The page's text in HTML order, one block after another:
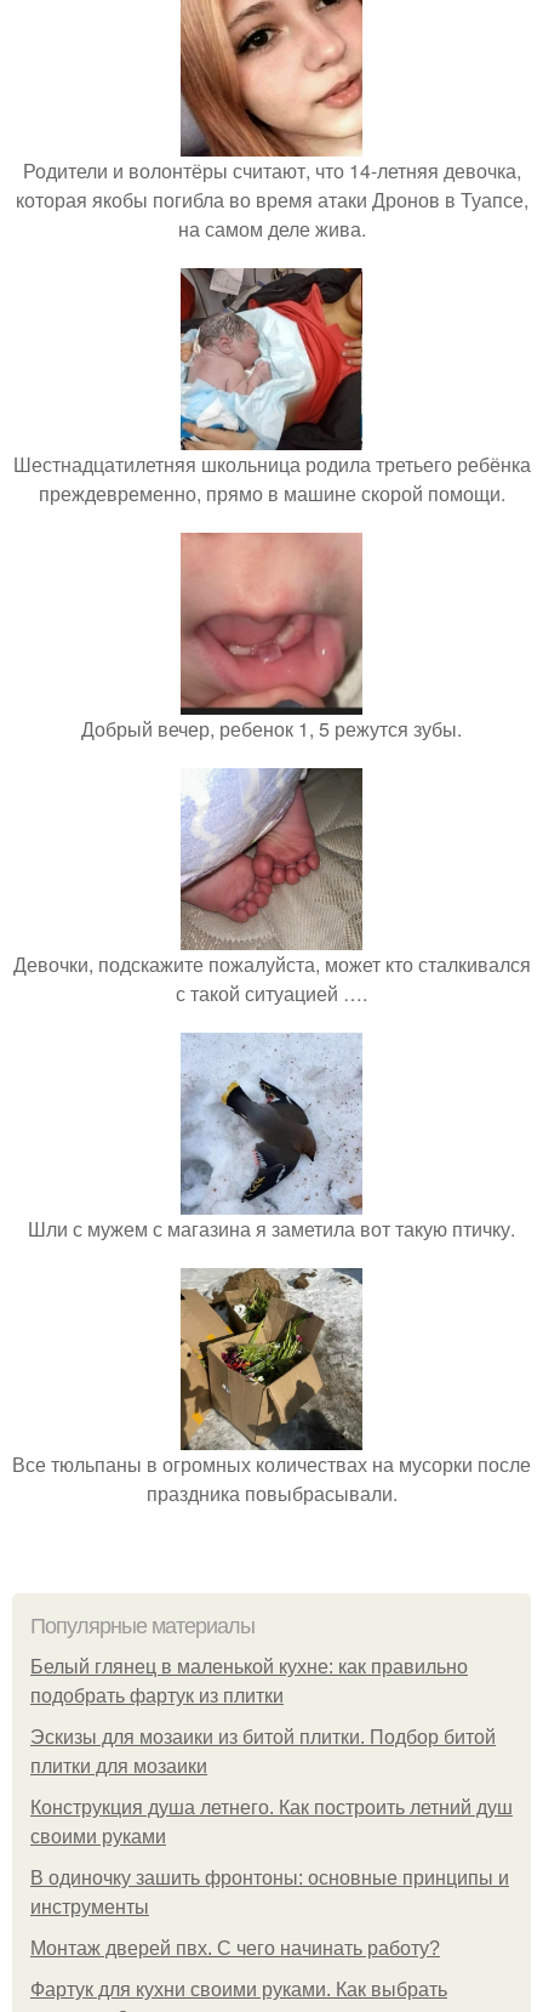
Родители и волонтёры считают, что 14-летняя девочка,
которая якобы погибла во время атаки Дронов в Туапсе,
на самом деле жива.
Шестнадцатилетняя школьница родила третьего ребёнка
преждевременно, прямо в машине скорой помощи.
Добрый вечер, ребенок 1, 5 режутся зубы.
Девочки, подскажите пожалуйста, может кто сталкивался
с такой ситуацией ….
Шли с мужем с магазина я заметила вот такую птичку.
Все тюльпаны в огромных количествах на мусорки после
праздника повыбрасывали.
Популярные материалы
Белый глянец в маленькой кухне: как правильно
подобрать фартук из плитки
Эскизы для мозаики из битой плитки. Подбор битой
плитки для мозаики
Конструкция душа летнего. Как построить летний душ
своими руками
В одиночку зашить фронтоны: основные принципы и
инструменты
Монтаж дверей пвх. С чего начинать работу?
Фартук для кухни своими руками. Как выбрать